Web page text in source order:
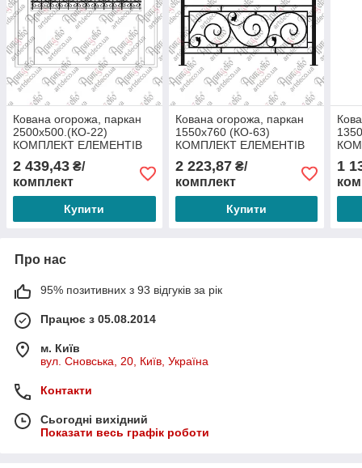
Кована огорожа, паркан
2500х500.(КО-22)
КОМПЛЕКТ ЕЛЕМЕНТІВ
2 439,43 ₴/
комплект
Купити
Кована огорожа, паркан
1550х760 (КО-63)
КОМПЛЕКТ ЕЛЕМЕНТІВ
2 223,87₴/
комплект
Купити
1
Про нас
95% позитивних з 93 відгуків за рік
Працює з 05.08.2014
м. Київ
вул. Сновська, 20, Київ, Україна
Контакти
Сьогодні вихідний
Показати весь графік роботи